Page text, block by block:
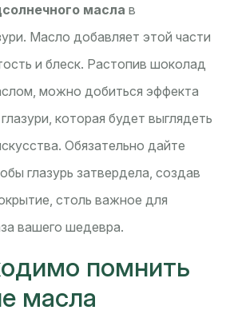
масла в
Масло добавляет этой части
и блеск. Растопив шоколад
можно добиться эффекта
которая будет выглядеть
Обязательно дайте
глазурь затвердела, создав
столь важное для
вашего шедевра.
помнить
масла